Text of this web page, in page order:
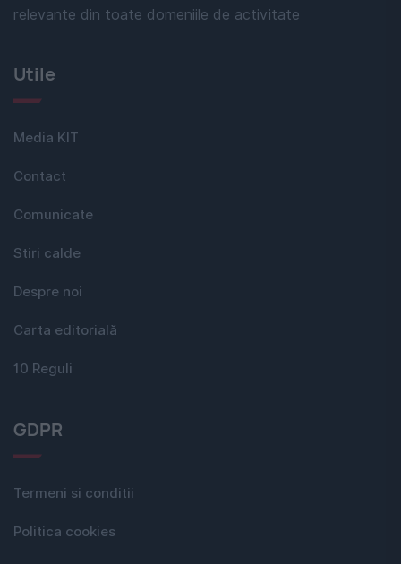
relevante din toate domeniile de activitate
Utile
Media KIT
Contact
Comunicate
Stiri calde
Despre noi
Carta editorială
10 Reguli
GDPR
Termeni si conditii
Politica cookies